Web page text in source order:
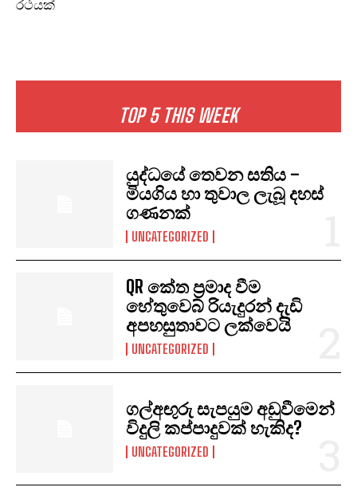
TOP 5 THIS WEEK
යුද්ධයේ තෙවන සතිය –
මියගිය හා තුවාල ලැබූ දහස්
ගණනක්
UNCATEGORIZED
QR කේත ප්‍රමාද වීම
හේතුවෙබ් රියැදුරන් දැඩි
අපහසුතාවට ලක්වෙයි
UNCATEGORIZED
ගල්අඟුරු සැපයුම අඩුවීමෙන්
විදුලි කප්පාදුවක් හැකිද?
UNCATEGORIZED
රථයක්